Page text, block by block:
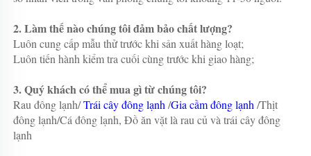
2. Làm thế nào chúng tôi đảm bảo chất lượng?
Luôn cung cấp mẫu thử trước khi sản xuất hàng loạt;
Luôn tiến hành kiểm tra cuối cùng trước khi giao hàng;
3. Quý khách có thể mua gì từ chúng tôi?
Rau đông lạnh/ Trái cây đông lạnh /Gia cầm đông lạnh /Thịt
đông lạnh/Cá đông lạnh, Đồ ăn vặt là rau củ và trái cây đông
lạnh